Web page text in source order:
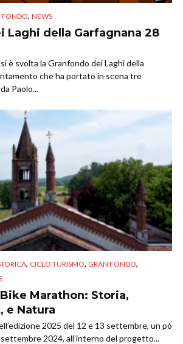
FONDO, NEWS
Laghi della Garfagnana 28
è svolta la Granfondo dei Laghi della
che ha portato in scena tre
Paolo...
, CICLO TURISMO, GRAN FONDO,
Marathon: Storia,
e Natura
2025 del 12 e 13 settembre, un pò
2024, all’interno del progetto...